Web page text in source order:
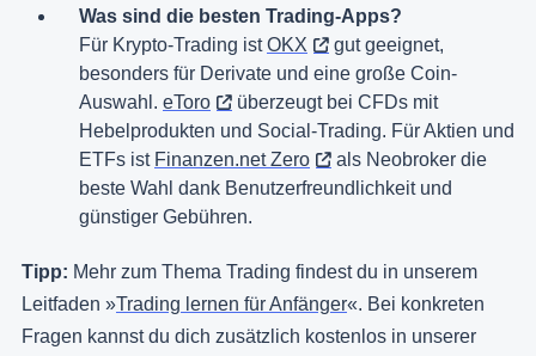
Was sind die besten Trading-Apps?
Für Krypto-Trading istOKX
gut geeignet,
besonders für Derivate und eine große Coin-
Auswahl. eToro
überzeugt bei CFDs mit
Hebelprodukten und Social-Trading. Für Aktien und
ETFs ist Finanzen.net Zero
als Neobroker die
beste Wahl dank Benutzerfreundlichkeit und
günstiger Gebühren.
Tipp: Mehr zum Thema Trading findest du in unserem
Leitfaden »Trading lernen für Anfänger«. Bei konkreten
Fragen kannst du dich zusätzlich kostenlos in unserer